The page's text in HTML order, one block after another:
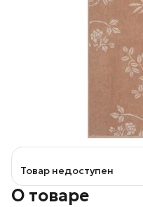
Товар недоступен
О товаре